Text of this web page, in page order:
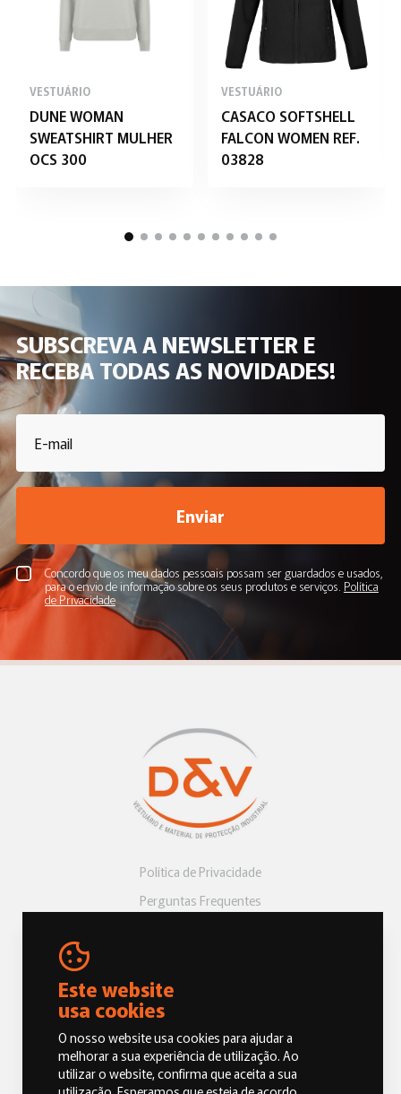
VESTUÁRIO
DUNE WOMAN
SWEATSHIRT MULHER
OCS 300
VESTUÁRIO
CASACO SOFTSHELL
FALCON WOMEN REF.
03828
SUBSCREVA A NEWSLETTER E
RECEBA TODAS AS NOVIDADES!
Concordo que os meu dados pessoais possam ser guardados e usados,
para o envio de informação sobre os seus produtos e serviços. Política
de Privacidade
Enviar
Política de Privacidade
Perguntas Frequentes
© 2026 Dias e Vicentes, Vestuário e Material de Proteção Industrial.
Este website
usa cookies
O nosso website usa cookies para ajudar a
melhorar a sua experiência de utilização. Ao
utilizar o website, confirma que aceita a sua